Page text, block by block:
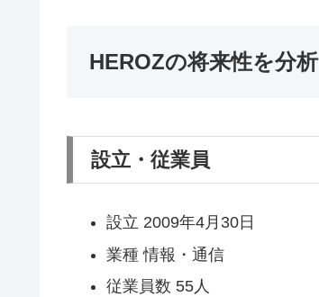
HEROZの将来性を分析
設立・従業員
設立 2009年4月30日
業種 情報・通信
従業員数 55人